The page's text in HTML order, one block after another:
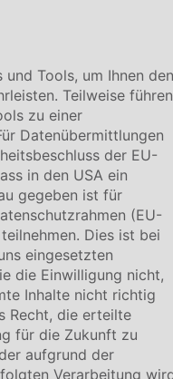
Tools, um Ihnen den
Teilweise führen
zu einer
Datenübermittlungen
der EU-
in den USA ein
gegeben ist für
(EU-
Dies ist bei
eingesetzten
die Einwilligung nicht,
Inhalte nicht richtig
Recht, die erteilte
für die Zukunft zu
aufgrund der
Verarbeitung